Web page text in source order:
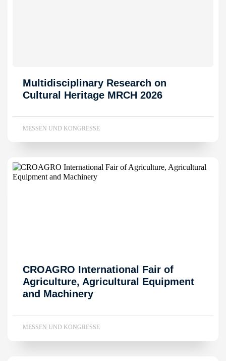
Multidisciplinary Research on
Cultural Heritage MRCH 2026
MESSEN UND KONGRESSE
CROAGRO International Fair of
Agriculture, Agricultural Equipment
and Machinery
MESSEN UND KONGRESSE